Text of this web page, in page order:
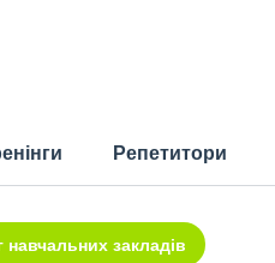
Репетитори
навчальних закладів